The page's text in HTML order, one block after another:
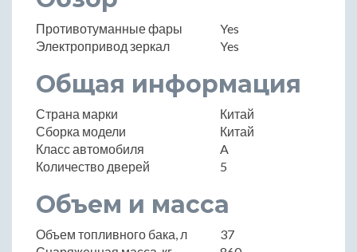
Противотуманные фары
Yes
Электропривод зеркал
Yes
Общая информация
Страна марки
Китай
Сборка модели
Китай
Класс автомобиля
A
Количество дверей
5
Объем и масса
Объем топливного бака, л
37